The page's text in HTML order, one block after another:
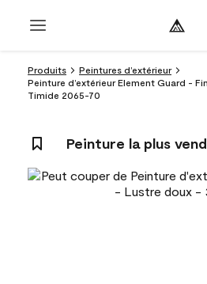
Produits
Peintures d’extérieur
Peinture d’extérieur Element Guard -
Timide 2065-70
Peinture la plus